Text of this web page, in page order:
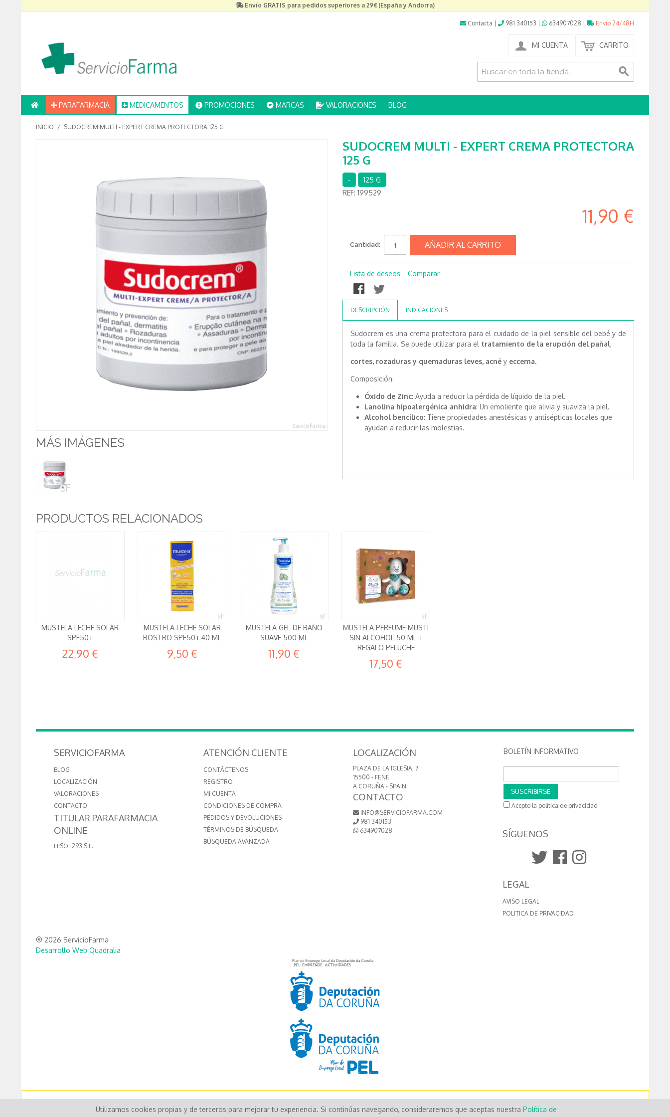
Envío GRATIS para pedidos superiores a 29€ (España y Andorra)
Contacta 981 340153 634907028 Envío 24/48H
MI CUENTA CARRITO
PARAFARMACIA MEDICAMENTOS PROMOCIONES MARCAS VALORACIONES BLOG
INICIO / SUDOCREM MULTI - EXPERT CREMA PROTECTORA 125 G
MÁS IMÁGENES
SUDOCREM MULTI - EXPERT CREMA PROTECTORA
125 G
-
125 G
REF: 199529
11,90 €
Cantidad: AÑADIR AL CARRITO
Lista de deseos Comparar
DESCRIPCIÓN INDICACIONES
Sudocrem es una crema protectora para el cuidado de la piel sensible del bebé y de
toda la familia. Se puede utilizar para el tratamiento de la erupción del pañal,
cortes, rozaduras y quemaduras leves, acné y eccema.
Composición:
Óxido de Zinc: Ayuda a reducir la pérdida de líquido de la piel.
Lanolina hipoalergénica anhidra: Un emoliente que alivia y suaviza la piel.
Alcohol bencílico: Tiene propiedades anestésicas y antisépticas locales que
ayudan a reducir las molestias.
PRODUCTOS RELACIONADOS
MUSTELA LECHE SOLAR
SPF50+
22,90 €
MUSTELA LECHE SOLAR
ROSTRO SPF50+ 40 ML
9,50 €
MUSTELA GEL DE BAÑO
SUAVE 500 ML
11,90 €
MUSTELA PERFUME MUSTI
SIN ALCOHOL 50 ML +
REGALO PELUCHE
17,50 €
SERVICIOFARMA
BLOG
LOCALIZACIÓN
VALORACIONES
CONTACTO
TITULAR PARAFARMACIA
ONLINE
HISOT293 S.L.
ATENCIÓN CLIENTE
CONTÁCTENOS
REGISTRO
MI CUENTA
CONDICIONES DE COMPRA
PEDIDOS Y DEVOLUCIONES
TÉRMINOS DE BÚSQUEDA
BÚSQUEDA AVANZADA
LOCALIZACIÓN
PLAZA DE LA IGLESIA, 7
15500 - FENE
A CORUÑA - SPAIN
CONTACTO
INFO@SERVICIOFARMA.COM
981 340153
634907028
BOLETÍN INFORMATIVO
SUSCRIBIRSE
Acepto la política de privacidad
SÍGUENOS
LEGAL
AVISO LEGAL
POLITICA DE PRIVACIDAD
® 2026 ServicioFarma
Desarrollo Web Quadralia
Utilizamos cookies propias y de terceros para mejorar tu experiencia. Si continúas navegando, consideraremos que aceptas nuestra Política de